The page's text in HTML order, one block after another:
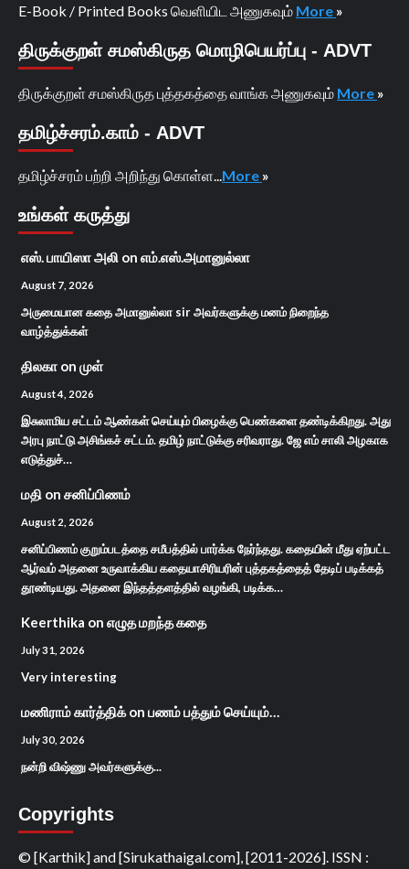
E-Book / Printed Books வெளியிட அணுகவும் More »
திருக்குறள் சமஸ்கிருத மொழிபெயர்ப்பு - ADVT
திருக்குறள் சமஸ்கிருத புத்தகத்தை வாங்க அணுகவும் More »
தமிழ்ச்சரம்.காம் - ADVT
தமிழ்ச்சரம் பற்றி அறிந்து கொள்ள... More »
உங்கள் கருத்து
எஸ். பாயிஸா அலி on எம்.எஸ்.அமானுல்லா
August 7, 2026
அருமையான கதை அமானுல்லா sir அவர்களுக்கு மனம் நிறைந்த
வாழ்த்துக்கள்
திலகா on முள்
August 4, 2026
இசுலாமிய சட்டம் ஆண்கள் செய்யும் பிழைக்கு பெண்களை தண்டிக்கிறது. அது
அரபு நாட்டு அசிங்கச் சட்டம். தமிழ் நாட்டுக்கு சரிவராது. ஜே எம் சாலி அழகாக
எடுத்துச்…
மதி on சனிப்பிணம்
August 2, 2026
சனிப்பிணம் குறும்படத்தை சமீபத்தில் பார்க்க நேர்ந்தது. கதையின் மீது ஏற்பட்ட
ஆர்வம் அதனை உருவாக்கிய கதையாசிரியரின் புத்தகத்தைத் தேடிப் படிக்கத்
தூண்டியது. அதனை இந்தத்தளத்தில் வழங்கி, படிக்க…
Keerthika on எழுத மறந்த கதை
July 31, 2026
Very interesting
மணிராம் கார்த்திக்on பணம் பத்தும் செய்யும்…
July 30, 2026
நன்றி விஷ்ணு அவர்களுக்கு...
Copyrights
© [Karthik] and [Sirukathaigal.com], [2011-2026]. ISSN :